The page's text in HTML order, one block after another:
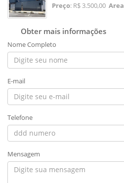
Preço: R$ 3.500,00 Area
Obter mais informações
Nome Completo
E-mail
Telefone
Mensagem